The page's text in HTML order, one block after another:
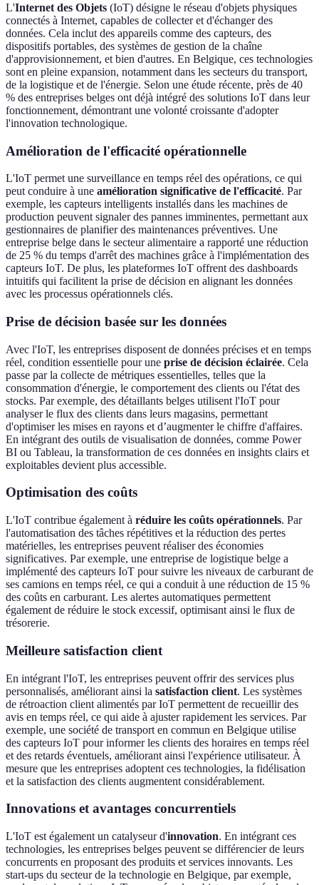
L'Internet des Objets (IoT) désigne le réseau d'objets physiques
connectés à Internet, capables de collecter et d'échanger des
données. Cela inclut des appareils comme des capteurs, des
dispositifs portables, des systèmes de gestion de la chaîne
d'approvisionnement, et bien d'autres. En Belgique, ces technologies
sont en pleine expansion, notamment dans les secteurs du transport,
de la logistique et de l'énergie. Selon une étude récente, près de 40
% des entreprises belges ont déjà intégré des solutions IoT dans leur
fonctionnement, démontrant une volonté croissante d'adopter
l'innovation technologique.
Amélioration de l'efficacité opérationnelle
L'IoT permet une surveillance en temps réel des opérations, ce qui
peut conduire à une amélioration significative de l'efficacité. Par
exemple, les capteurs intelligents installés dans les machines de
production peuvent signaler des pannes imminentes, permettant aux
gestionnaires de planifier des maintenances préventives. Une
entreprise belge dans le secteur alimentaire a rapporté une réduction
de 25 % du temps d'arrêt des machines grâce à l'implémentation des
capteurs IoT. De plus, les plateformes IoT offrent des dashboards
intuitifs qui facilitent la prise de décision en alignant les données
avec les processus opérationnels clés.
Prise de décision basée sur les données
Avec l'IoT, les entreprises disposent de données précises et en temps
réel, condition essentielle pour une prise de décision éclairée. Cela
passe par la collecte de métriques essentielles, telles que la
consommation d'énergie, le comportement des clients ou l'état des
stocks. Par exemple, des détaillants belges utilisent l'IoT pour
analyser le flux des clients dans leurs magasins, permettant
d'optimiser les mises en rayons et d’augmenter le chiffre d'affaires.
En intégrant des outils de visualisation de données, comme Power
BI ou Tableau, la transformation de ces données en insights clairs et
exploitables devient plus accessible.
Optimisation des coûts
L'IoT contribue également à réduire les coûts opérationnels. Par
l'automatisation des tâches répétitives et la réduction des pertes
matérielles, les entreprises peuvent réaliser des économies
significatives. Par exemple, une entreprise de logistique belge a
implémenté des capteurs IoT pour suivre les niveaux de carburant de
ses camions en temps réel, ce qui a conduit à une réduction de 15 %
des coûts en carburant. Les alertes automatiques permettent
également de réduire le stock excessif, optimisant ainsi le flux de
trésorerie.
Meilleure satisfaction client
En intégrant l'IoT, les entreprises peuvent offrir des services plus
personnalisés, améliorant ainsi la satisfaction client. Les systèmes
de rétroaction client alimentés par IoT permettent de recueillir des
avis en temps réel, ce qui aide à ajuster rapidement les services. Par
exemple, une société de transport en commun en Belgique utilise
des capteurs IoT pour informer les clients des horaires en temps réel
et des retards éventuels, améliorant ainsi l'expérience utilisateur. À
mesure que les entreprises adoptent ces technologies, la fidélisation
et la satisfaction des clients augmentent considérablement.
Innovations et avantages concurrentiels
L'IoT est également un catalyseur d'innovation. En intégrant ces
technologies, les entreprises belges peuvent se différencier de leurs
concurrents en proposant des produits et services innovants. Les
start-ups du secteur de la technologie en Belgique, par exemple,